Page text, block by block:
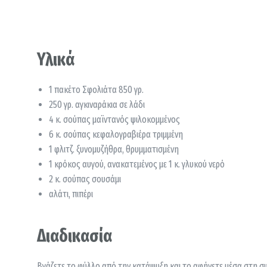
Υλικά
1 πακέτο Σφολιάτα 850 γρ.
250 γρ. αγκιναράκια σε λάδι
4 κ. σούπας μαϊντανός ψιλοκομμένος
6 κ. σούπας κεφαλογραβιέρα τριμμένη
1 φλιτζ. ξυνομυζήθρα, θρυμματισμένη
1 κρόκος αυγού, ανακατεμένος με 1 κ. γλυκού νερό
2 κ. σούπας σουσάμι
αλάτι, πιπέρι
Διαδικασία